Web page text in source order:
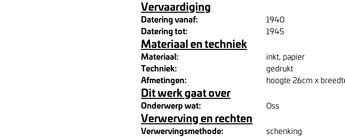
Vervaardiging
Datering vanaf: 1940
Datering tot: 1945
Materiaal en techniek
Materiaal: inkt, papier
Techniek: gedrukt
Afmetingen: hoogte 26cm x
Dit werk gaat over
Onderwerp wat: Oss
Verwerving en rechten
Verwervingsmethode: schenking